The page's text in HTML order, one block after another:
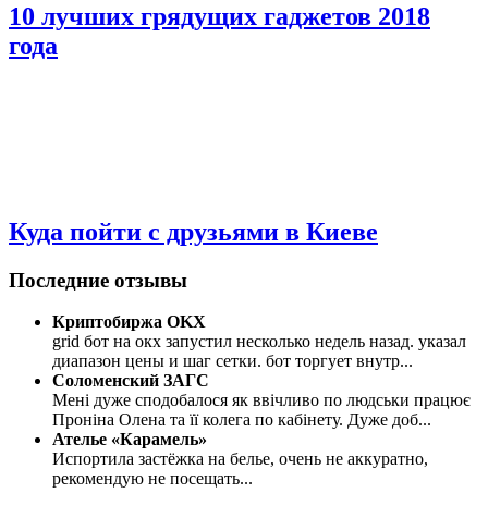
10 лучших грядущих гаджетов 2018
года
Куда пойти с друзьями в Киеве
Последние отзывы
Криптобиржа OKX
grid бот на окх запустил несколько недель назад. указал
диапазон цены и шаг сетки. бот торгует внутр...
Соломенский ЗАГС
Мені дуже сподобалося як ввічливо по людськи працює
Проніна Олена та її колега по кабінету. Дуже доб...
Ателье «Карамель»
Испортила застёжка на белье, очень не аккуратно,
рекомендую не посещать...